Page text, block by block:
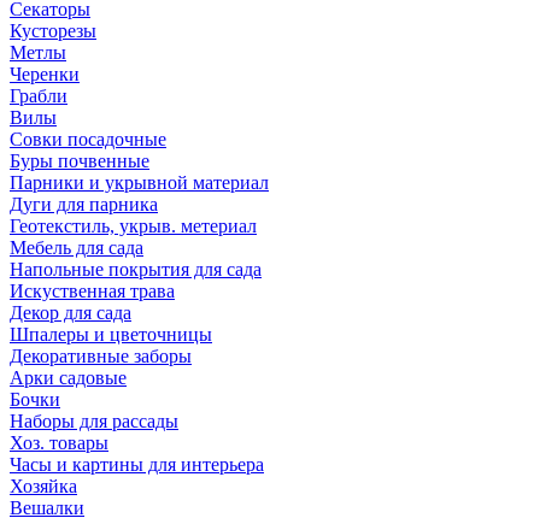
Секаторы
Кусторезы
Метлы
Черенки
Грабли
Вилы
Совки посадочные
Буры почвенные
Парники и укрывной материал
Дуги для парника
Геотекстиль, укрыв. метериал
Мебель для сада
Напольные покрытия для сада
Искуственная трава
Декор для сада
Шпалеры и цветочницы
Декоративные заборы
Арки садовые
Бочки
Наборы для рассады
Хоз. товары
Часы и картины для интерьера
Хозяйка
Вешалки